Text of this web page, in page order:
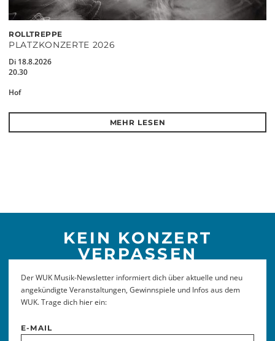
ROLLTREPPE
PLATZKONZERTE 2026
Di 18.8.2026
20.30
Hof
MEHR LESEN
KEIN KONZERT
VERPASSEN
Der WUK Musik-Newsletter informiert dich über aktuelle und neu
angekündigte Veranstaltungen, Gewinnspiele und Infos aus dem
WUK. Trage dich hier ein:
E-MAIL